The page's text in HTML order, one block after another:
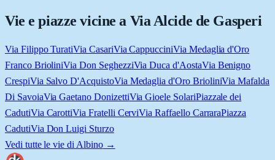
Vie e piazze vicine a Via Alcide de Gasperi
Via Filippo TuratiVia CasariVia CappucciniVia Medaglia d'Oro
Franco BrioliniVia Don SeghezziVia Duca d'AostaVia Benigno
CrespiVia Salvo D'AcquistoVia Medaglia d'Oro BrioliniVia Mafalda
Di SavoiaVia Gaetano DonizettiVia Gioele SolariPiazzale dei
CadutiVia CarottiVia Fratelli CerviVia Raffaello CarraraPiazza
CadutiVia Don Luigi Sturzo
Vedi tutte le vie di Albino→